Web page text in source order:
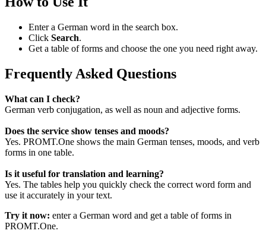
Enter a German word in the search box.
Click Search.
Get a table of forms and choose the one you need right away.
Frequently Asked Questions
What can I check?
German verb conjugation, as well as noun and adjective forms.
Does the service show tenses and moods?
Yes. PROMT.One shows the main German tenses, moods, and verb
forms in one table.
Is it useful for translation and learning?
Yes. The tables help you quickly check the correct word form and
use it accurately in your text.
Try it now: enter a German word and get a table of forms in
PROMT.One.